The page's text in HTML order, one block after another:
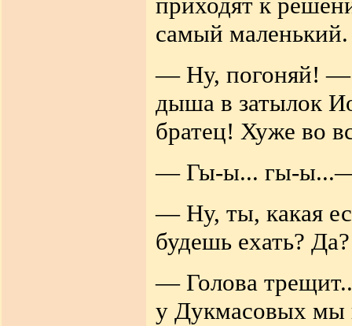
самый маленький.
— Ну, погоняй! —
дыша в затылок
братец! Хуже во
— Гы-ы... гы-ы...—
— Ну, ты, какая
будешь ехать?
— Голова
у Дукмасовых мы